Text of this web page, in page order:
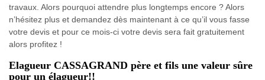
travaux. Alors pourquoi attendre plus longtemps encore ? Alors
n’hésitez plus et demandez dès maintenant à ce qu’il vous fasse
votre devis et pour ce mois-ci votre devis sera fait gratuitement
alors profitez !
Elagueur CASSAGRAND père et fils une valeur sûre
pour un élagueur!!